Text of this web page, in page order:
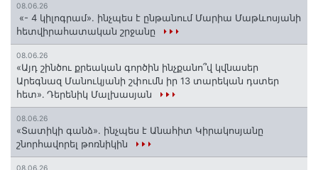
08.06.26
«- 4 կիլոգրամ». ինչպես է ընթանում Մարիա Մաթևոսյանի
հետվիրահատական շրջանը
08.06.26
«Այդ շինծու քրեական գործին ինչքանո՞վ կվնասեր
Արեգնազ Մանուկյանի շփումն իր 13 տարեկան դստեր
հետ»․ Դերենիկ Մալխասյան
08.06.26
«Տատիկի գանձ». ինչպես է Անահիտ Կիրակոսյանը
շնորհավորել թոռնիկին
08.06.26